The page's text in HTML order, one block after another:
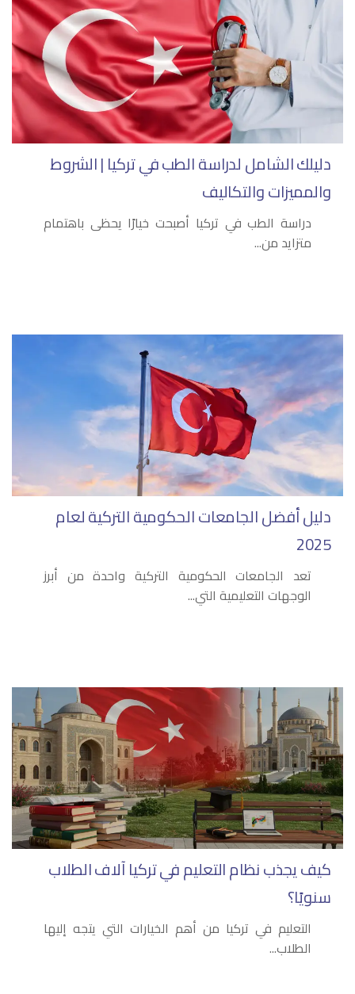
دليلك الشامل لدراسة الطب في تركيا | الشروط
والمميزات والتكاليف
دراسة الطب في تركيا أصبحت خيارًا يحظى باهتمام
متزايد من...
دليل أفضل الجامعات الحكومية التركية لعام
2025
تعد الجامعات الحكومية التركية واحدة من أبرز
الوجهات التعليمية التي...
كيف يجذب نظام التعليم في تركيا آلاف الطلاب
سنويًا؟
التعليم في تركيا من أهم الخيارات التي يتجه إليها
الطلاب...